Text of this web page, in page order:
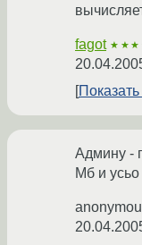
fagot
Показать
Админу -
Мб и усьо